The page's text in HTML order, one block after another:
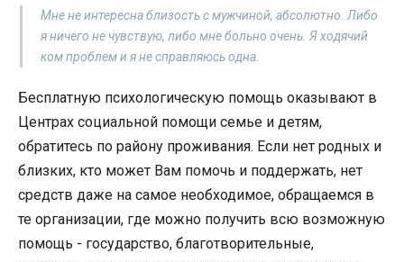
Мне не интересна близость с мужчиной, абсолютно. Либо
я ничего не чувствую, либо мне больно очень. Я ходячий
ком проблем и я не справляюсь одна.
Бесплатную психологическую помощь оказывают в
Центрах социальной помощи семье и детям,
обратитесь по району проживания. Если нет родных и
близких, кто может Вам помочь и поддержать, нет
средств даже на самое необходимое, обращаемся в
те организации, где можно получить всю возможную
помощь - государство, благотворительные,